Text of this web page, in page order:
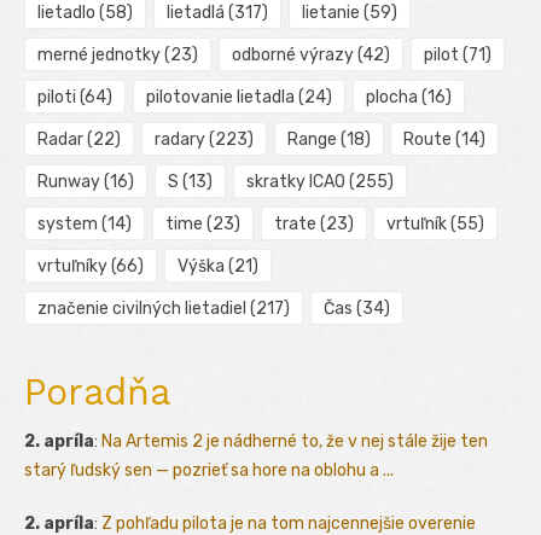
lietadlo (58) lietadlá (317) lietanie (59)
merné jednotky(23) odborné výrazy(42) pilot (71)
piloti (64) pilotovanie lietadla (24) plocha (16)
Radar(22) radary(223) Range (18) Route (14)
Runway(16) S (13) skratky ICAO (255)
system (14) time (23) trate (23) vrtuľník(55)
vrtuľníky(66) Výška (21)
značenie civilných lietadiel (217) Čas (34)
Poradňa
2. apríla: Na Artemis 2 je nádherné to, že v nej stále žije ten
starý ľudský sen — pozrieť sa hore na oblohu a ...
2. apríla: Z pohľadu pilota je na tom najcennejšie overenie